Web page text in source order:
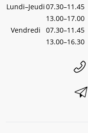
Lundi–Jeudi07.30–11.45
13.00–17.00
Vendredi
07.30–11.45
13.00–16.30